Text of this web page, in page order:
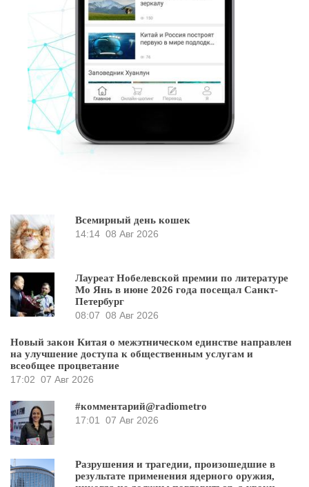
Всемирный день кошек
14:14 08 Авг 2026
Лауреат Нобелевской премии по литературе
Мо Янь в июне 2026 года посещал Санкт-
Петербург
08:07 08 Авг 2026
Новый закон Китая о межэтническом единстве направлен
на улучшение доступа к общественным услугам и
всеобщее процветание
17:02 07 Авг 2026
#комментарий@radiometro
17:01
07 Авг 2026
Разрушения и трагедии, произошедшие в
результате применения ядерного оружия,